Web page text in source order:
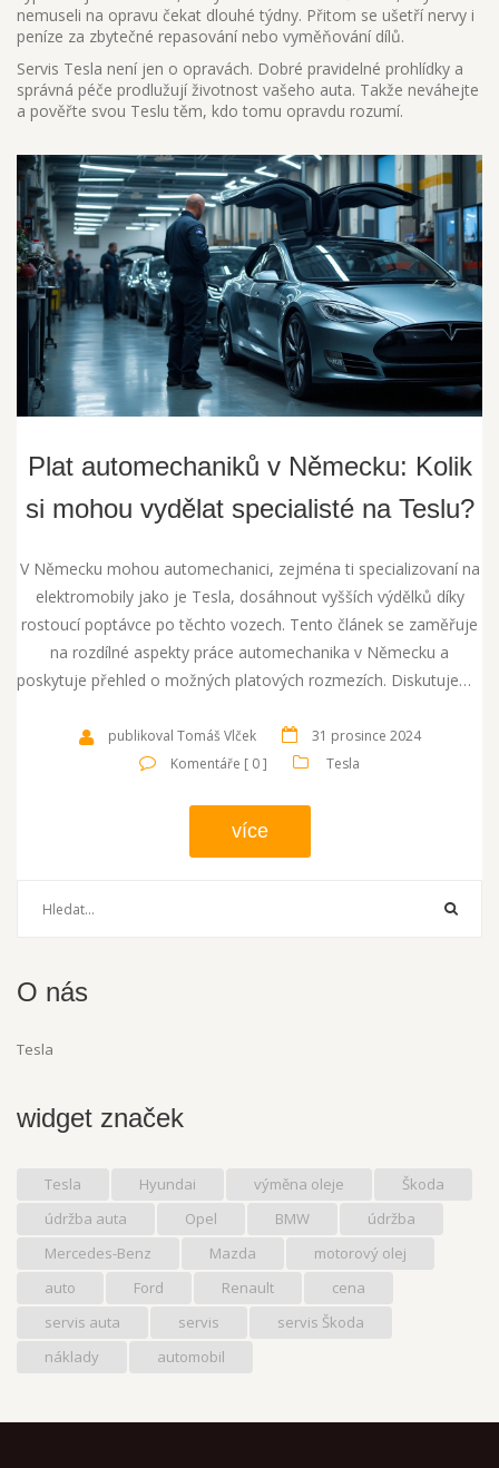
nemuseli na opravu čekat dlouhé týdny. Přitom se ušetří nervy i
peníze za zbytečné repasování nebo vyměňování dílů.
Servis Tesla není jen o opravách. Dobré pravidelné prohlídky a
správná péče prodlužují životnost vašeho auta. Takže neváhejte
a pověřte svou Teslu těm, kdo tomu opravdu rozumí.
Plat automechaniků v Německu: Kolik
si mohou vydělat specialisté na Teslu?
V Německu mohou automechanici, zejména ti specializovaní na
elektromobily jako je Tesla, dosáhnout vyšších výdělků díky
rostoucí poptávce po těchto vozech. Tento článek se zaměřuje
na rozdílné aspekty práce automechanika v Německu a
poskytuje přehled o možných platových rozmezích. Diskutujeme
Nabízíme praktické tipy, jak zvýšit svoje šance na lepší příjem v
tomto oboru.
publikoval Tomáš Vlček
31 prosince 2024
Komentáře [ 0 ]
Tesla
více
O nás
Tesla
widget značek
Tesla Hyundai výměna oleje
Škoda
údržba auta
Opel BMW
údržba
Mercedes-Benz
Mazda
motorový olej
auto
Ford Renault
cena
servis auta
servis
servis Škoda
náklady
automobil